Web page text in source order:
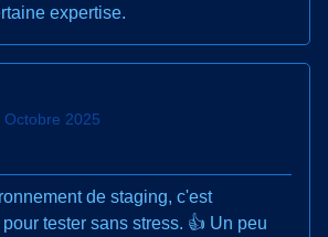
expertise.
Octobre 2025
de staging, c'est
tester sans stress. 👍 Un peu